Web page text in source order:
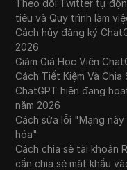
Theo dõi Twitter tự
tiêu và Quy trình làm
Cách hủy đăng ký
2026
Giảm Giá Học Viên
Cách Tiết Kiệm Và
ChatGPT hiện đang
năm 2026
Cách sửa lỗi "Mạng
hóa"
Cách chia sẻ tài khoản
cần chia sẻ mật khẩu